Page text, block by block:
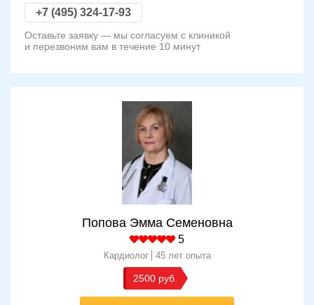
+7 (495) 324-17-93
Оставьте заявку — мы согласуем с клиникой
и перезвоним вам в течение 10 минут
Попова Эмма Семеновна
5
Кардиолог 45 лет опыта
2500